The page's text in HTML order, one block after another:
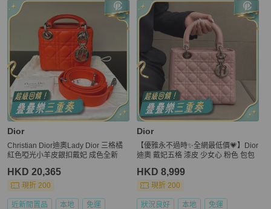
Dior
Christian Dior迪奧Lady Dior 三格橘
紅色啞光小羊皮銀扣戴妃 成色全新
HKD 20,365
現折 200
近新閒置品 本地 免運
Dior
【優雅永不過時✨全網最低價💗】Dior
迪奧 戴妃五格 漆皮 少女心 粉色 包包
HKD 8,999
現折 200
狀況良好 本地 免運